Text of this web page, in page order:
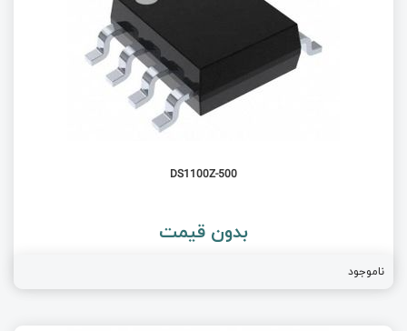
DS1100Z-500
بدون قیمت
ناموجود